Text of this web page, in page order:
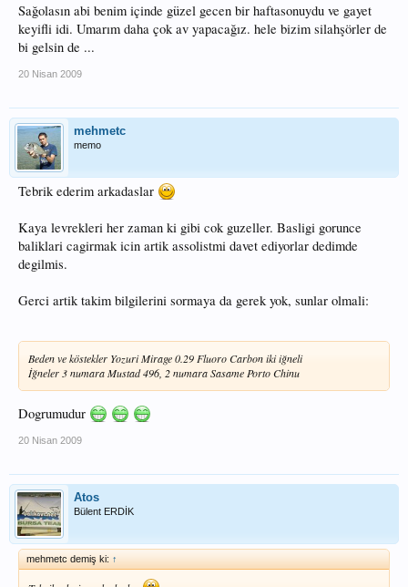
Sağolasın abi benim içinde güzel gecen bir haftasonuydu ve gayet
keyifli idi. Umarım daha çok av yapacağız. hele bizim silahşörler de
bi gelsin de ...
20 Nisan 2009
mehmetc
memo
Tebrik ederim arkadaslar
Kaya levrekleri her zaman ki gibi cok guzeller. Basligi gorunce
baliklari cagirmak icin artik assolistmi davet ediyorlar dedimde
degilmis.
Gerci artik takim bilgilerini sormaya da gerek yok, sunlar olmali:
Beden ve köstekler Yozuri Mirage 0.29 Fluoro Carbon iki iğneli
İğneler 3 numara Mustad 496, 2 numara Sasame Porto Chinu
Dogrumudur
20 Nisan 2009
Atos
Bülent ERDİK
mehmetc demiş ki: ↑